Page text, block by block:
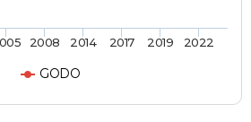
GODO
2008 2014 2017 2019 2022